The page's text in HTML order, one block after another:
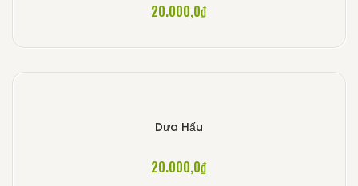
20.000,0₫
Dưa Hấu
20.000,0₫